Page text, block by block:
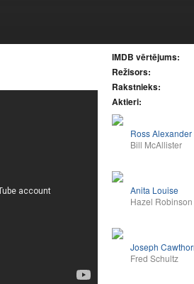
IMDB vērtējums:
Režisors:
Rakstnieks:
Aktieri:
Ross Alexander
Bill McAllister
Anita Louise
Hazel Robinson
Joseph
Fred Schultz